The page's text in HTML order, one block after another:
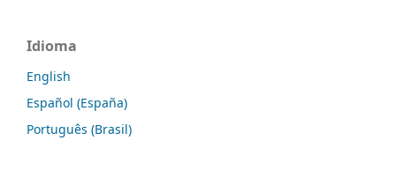
Idioma
English
Español (España)
Português (Brasil)